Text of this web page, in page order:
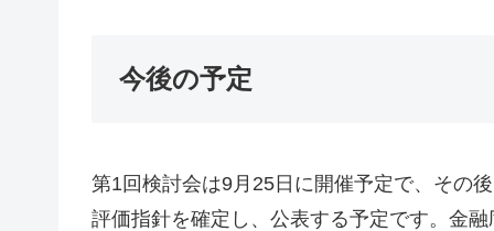
今後の予定
第1回検討会は9月25日に開催予定で、その
評価指針を確定し、公表する予定です。金